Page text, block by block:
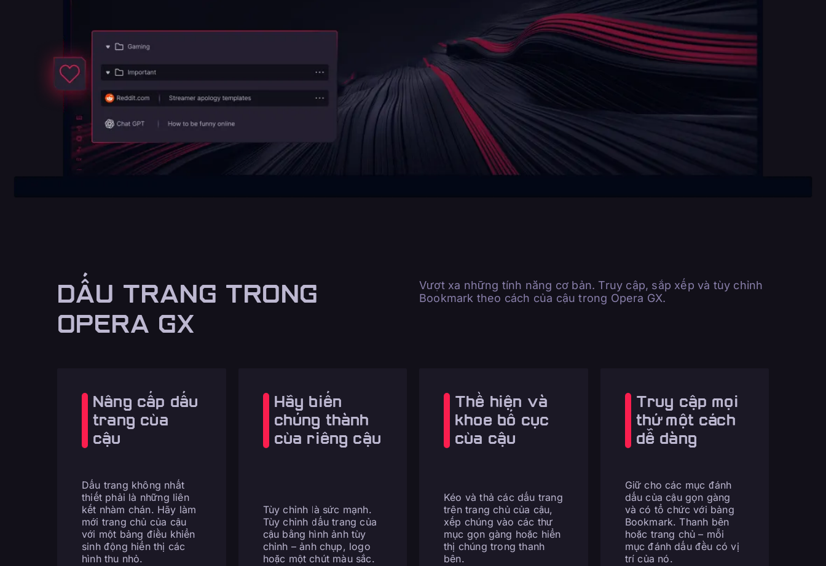
DẤU TRANG TRONG
OPERA GX
Vượt xa những tính năng cơ bản. Truy cập, sắp xếp và tùy chỉnh
Bookmark theo cách của cậu trong Opera GX.
Nâng cấp dấu
trang của
cậu
Dấu trang không nhất
thiết phải là những liên
kết nhàm chán. Hãy làm
mới trang chủ của cậu
với một bảng điều khiển
sinh động hiển thị các
hình thu nhỏ.
Hãy biến
chúng thành
của riêng cậu
Tùy chỉnh là sức mạnh.
Tùy chỉnh dấu trang của
cậu bằng hình ảnh tùy
chỉnh – ảnh chụp, logo
hoặc một chút màu sắc.
Thể hiện và
khoe bố cục
của cậu
Kéo và thả các dấu trang
trên trang chủ của cậu,
xếp chúng vào các thư
mục gọn gàng hoặc hiển
thị chúng trong thanh
bên.
Truy cập mọi
thứ một cách
dễ dàng
Giữ cho các mục đánh
dấu của cậu gọn gàng
và có tổ chức với bảng
Bookmark. Thanh bên
hoặc trang chủ – mỗi
mục đánh dấu đều có vị
trí của nó.